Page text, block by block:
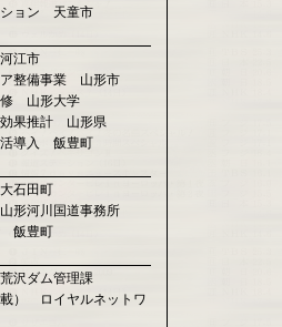
ション 天童市
江市
ア整備事業 山形市
修 山形大学
効果推計 山形県
活導入 飯豊町
石田町
形河川国道事務所
飯豊町
沢ダム管理課
載） ロイヤルネットワ